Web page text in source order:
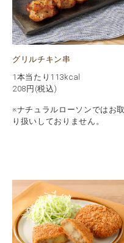
グリルチキン串
1本当たり113kcal
208 円(税込)
※ナチュラルローソンではお取
り扱いしておりません。